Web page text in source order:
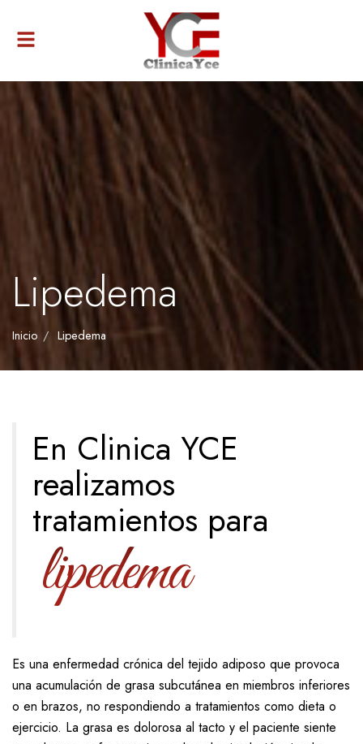
Alternar
navegación
Lipedema
Inicio Lipedema
En Clinica YCE
realizamos
tratamientos para
lipedema
Es una enfermedad crónica del tejido adiposo que provoca
una acumulación de grasa subcutánea en miembros inferiores
o en brazos, no respondiendo a tratamientos como dieta o
ejercicio. La grasa es dolorosa al tacto y el paciente siente